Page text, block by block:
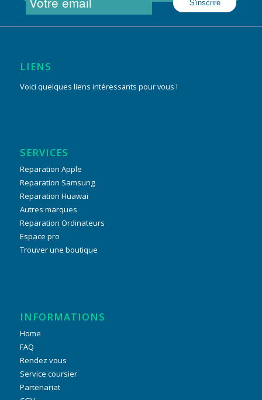
LIENS
Voici quelques liens intéressants pour vous !
SERVICES
Reparation Apple
Reparation Samsung
Reparation Huawai
Autres marques
Reparation Ordinateurs
Espace pro
Trouver une boutique
INFORMATIONS
Home
FAQ
Rendez vous
Service coursier
Partenariat